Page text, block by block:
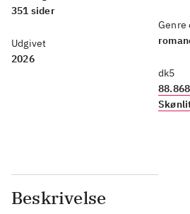
351 sider
Udgivet
2026
Genre
dk5
Beskrivelse